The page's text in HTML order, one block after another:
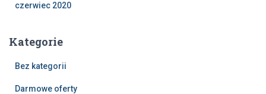
czerwiec 2020
Kategorie
Bez kategorii
Darmowe oferty